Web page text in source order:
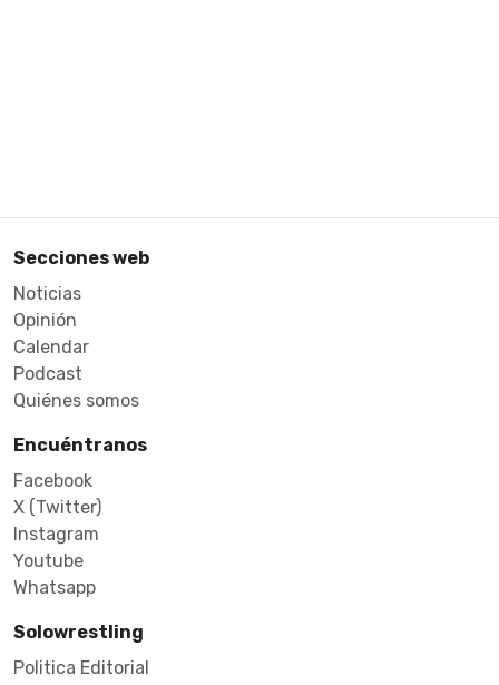
Secciones web
Noticias
Opinión
Calendar
Podcast
Quiénes somos
Encuéntranos
Facebook
X (Twitter)
Instagram
Youtube
Whatsapp
Solowrestling
Politica Editorial